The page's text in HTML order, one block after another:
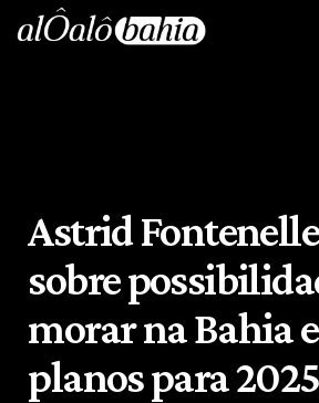
Astrid
sobre
morar na Bahia
planos para 2025